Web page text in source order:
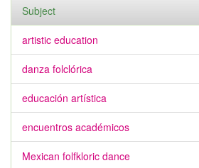
Subject
artistic education
danza folclórica
educación artística
encuentros académicos
Mexican folfkloric dance